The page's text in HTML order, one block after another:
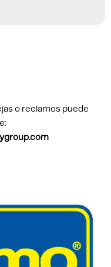
o reclamos puede